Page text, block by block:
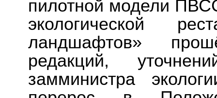
пилотной модели
экологической
ландшафтов»
редакций,
замминистра